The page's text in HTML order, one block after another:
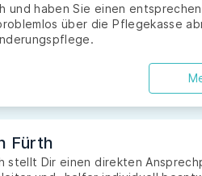
und haben Sie einen
über die Pflegekasse
Fürth
stellt Dir einen direkten